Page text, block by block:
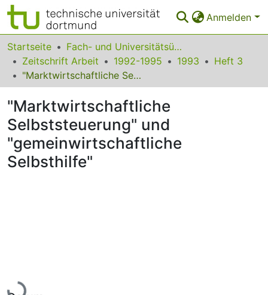
Anmelden
Bereiche & Sammlungen
Das gesamte Repositorium
FAQ
Leitlinien
Zurück zur Startseite
Startseite
Fach- und Universitätsübergreifendes
Zeitschrift Arbeit
1992-1995 1993
Heft 3
"Marktwirtschaftliche Selbststeuerung" und "gemeinwirtschaftliche Selbsthilfe"
"Marktwirtschaftliche
Selbststeuerung" und
"gemeinwirtschaftliche
Selbsthilfe"
Lade...